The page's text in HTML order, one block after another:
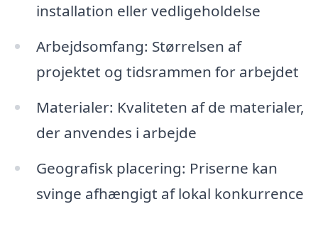
installation eller vedligeholdelse
Arbejdsomfang: Størrelsen af
projektet og tidsrammen for arbejdet
Materialer: Kvaliteten af de materialer,
der anvendes i arbejde
Geografisk placering: Priserne kan
svinge afhængigt af lokal konkurrence